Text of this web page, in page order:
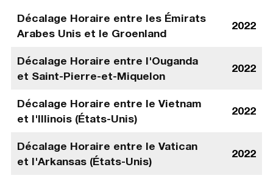
Décalage Horaire entre les Émirats
Arabes Unis et le Groenland
2022
Décalage Horaire entre l'Ouganda
et Saint-Pierre-et-Miquelon
2022
Décalage Horaire entre le Vietnam
et l'Illinois (États-Unis)
2022
Décalage Horaire entre le Vatican
et l'Arkansas (États-Unis)
2022